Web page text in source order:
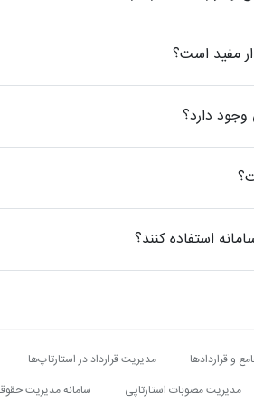
مفید است؟
دارد؟
استفاده کنند؟
و قراردادها مدیریت قرارداد در استارتاپ‌ها
مدیریت مصوبات استارتاپی سامانه مدیریت